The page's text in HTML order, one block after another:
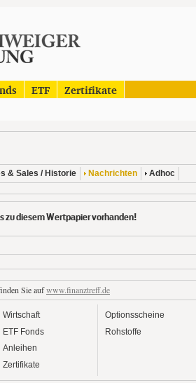
ETF Zertifikate
& Sales / Historie Nachrichten Adhoc
zu diesem Wertpapier vorhanden!
Sie aufwww.finanztreff.de
Wirtschaft
ETF Fonds
Anleihen
Zertifikate
Optionsscheine
Rohstoffe